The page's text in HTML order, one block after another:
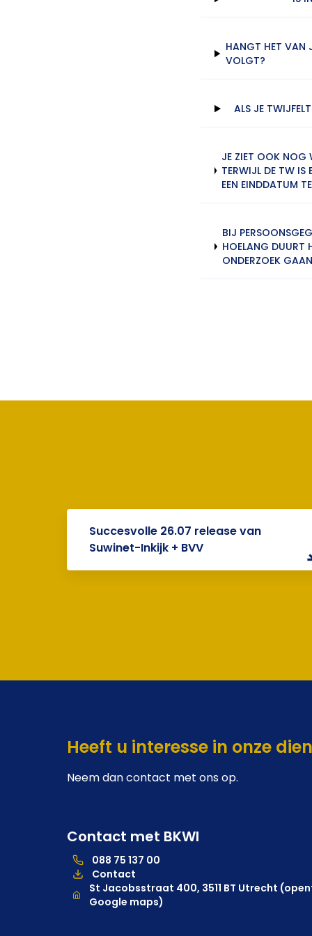
HANGT HET VAN
VOLGT?
ALS JE
JE ZIET OOK NOG
TERWIJL DE TW IS
EEN EINDDATUM
BIJ
HOELANG DUURT
ONDERZOEK
Succesvolle 26.07 release van
Suwinet-Inkijk + BVV
Heeft u interesse in onze
Neem dan contact met ons op.
Contact met BKWI
088 75 137 00
088 75 137 00, telefoonnummer hoofdkantoor
Contact
Locatie
St Jacobsstraat 400, 3511 BT Utrecht
Google maps)